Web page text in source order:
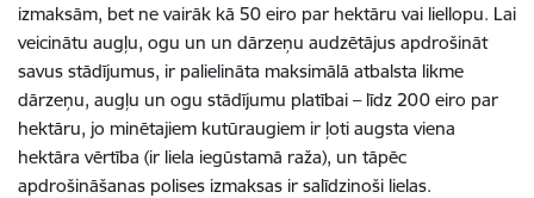
izmaksām, bet ne vairāk kā 50 eiro par hektāru vai liellopu. Lai
veicinātu augļu, ogu un un dārzeņu audzētājus apdrošināt
savus stādījumus, ir palielināta maksimālā atbalsta likme
dārzeņu, augļu un ogu stādījumu platībai – līdz 200 eiro par
hektāru, jo minētajiem kutūraugiem ir ļoti augsta viena
hektāra vērtība (ir liela iegūstamā raža), un tāpēc
apdrošināšanas polises izmaksas ir salīdzinoši lielas.